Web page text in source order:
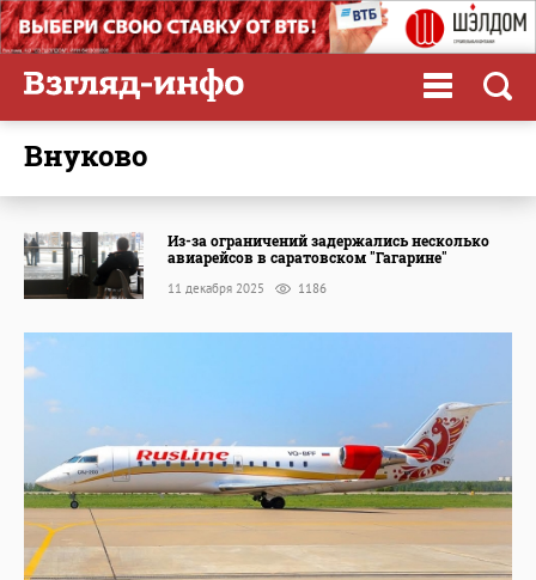
Внуково
Из-за ограничений задержались несколько
авиарейсов в саратовском "Гагарине"
11 декабря 2025 1186